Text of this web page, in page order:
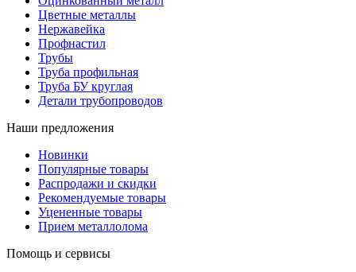
Цветные металлы
Нержавейка
Профнастил
Трубы
Труба профильная
Труба БУ круглая
Детали трубопроводов
Наши предложения
Новинки
Популярные товары
Распродажи и скидки
Рекомендуемые товары
Уцененные товары
Прием металлолома
Помощь и сервисы